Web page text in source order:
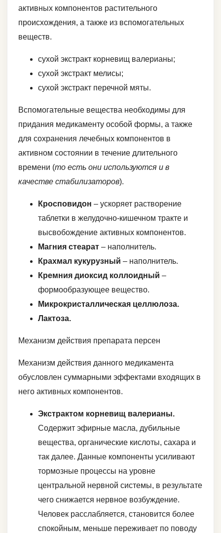
активных компонентов растительного
происхождения, а также из вспомогательных
веществ.
сухой экстракт корневищ валерианы;
сухой экстракт мелисы;
сухой экстракт перечной мяты.
Вспомогательные вещества необходимы для
придания медикаменту особой формы, а также
для сохранения лечебных компонентов в
активном состоянии в течение длительного
времени (то есть они используются и в
качестве стабилизаторов).
Кросповидон – ускоряет растворение
таблетки в желудочно-кишечном тракте и
высвобождение активных компонентов.
Магния стеарат – наполнитель.
Крахмал кукурузный – наполнитель.
Кремния диоксид коллоидный –
формообразующее вещество.
Микрокристаллическая целлюлоза.
Лактоза.
Механизм действия препарата персен
Механизм действия данного медикамента
обусловлен суммарными эффектами входящих в
него активных компонентов.
Экстрактом корневищ валерианы.
Содержит эфирные масла, дубильные
вещества, органические кислоты, сахара и
так далее. Данные компоненты усиливают
тормозные процессы на уровне
центральной нервной системы, в результате
чего снижается нервное возбуждение.
Человек расслабляется, становится более
спокойным, меньше переживает по поводу